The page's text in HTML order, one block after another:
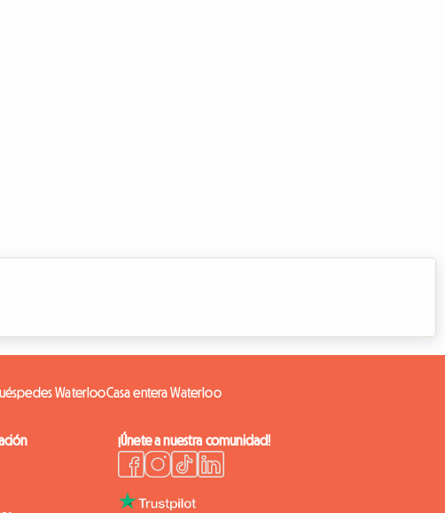
WaterlooCasa entera Waterloo
¡Únete a nuestra comunidad!